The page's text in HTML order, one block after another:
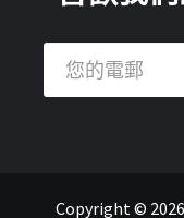
Copyright ©